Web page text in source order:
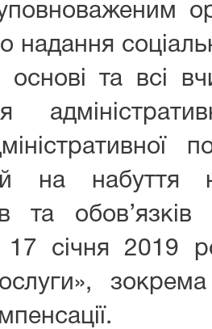
уповноваженим
надання
основі та всі
на набуття
та обов’язків
17 січня